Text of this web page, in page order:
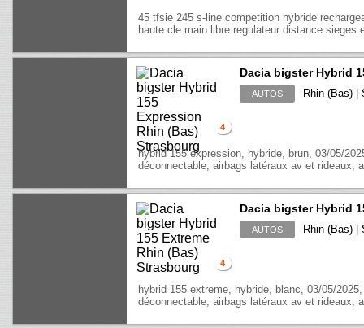
45 tfsie 245 s-line competition hybride
haute cle main libre regulateur distance sieges
4
Dacia bigster Hybrid
AUTOS Rhin (Bas) |
hybrid 155 expression, hybride, brun, 03/05/
déconnectable, airbags latéraux av et rideaux,
4
Dacia bigster Hybrid
AUTOS Rhin (Bas) |
hybrid 155 extreme, hybride, blanc, 03/05/
déconnectable, airbags latéraux av et rideaux,